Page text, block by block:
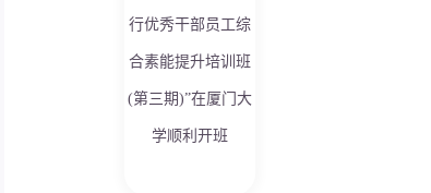
行优秀干部员工综
合素能提升培训班
(第三期)”在厦门大
学顺利开班